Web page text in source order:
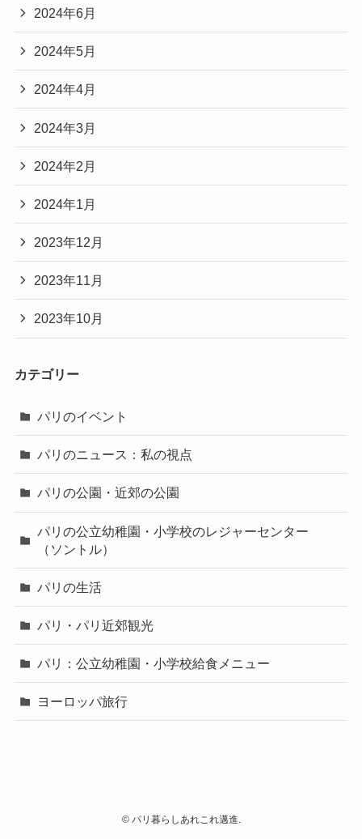
2024年6月
2024年5月
2024年4月
2024年3月
2024年2月
2024年1月
2023年12月
2023年11月
2023年10月
カテゴリー
パリのイベント
パリのニュース：私の視点
パリの公園・近郊の公園
パリの公立幼稚園・小学校のレジャーセンター
（ソントル）
パリの生活
パリ・パリ近郊観光
パリ：公立幼稚園・小学校給食メニュー
ヨーロッパ旅行
©パリ暮らしあれこれ邁進.